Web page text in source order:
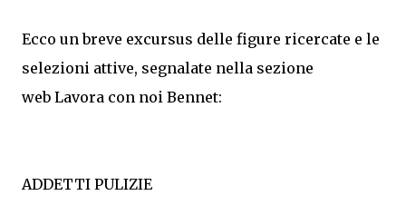
Ecco un breve excursus delle figure ricercate e le
selezioni attive, segnalate nella sezione
web Lavora con noi Bennet:
ADDETTI PULIZIE